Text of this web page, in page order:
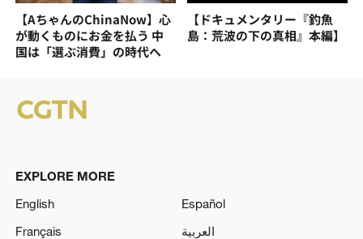
【AちゃんのChinaNow】心
が動くものにお金を払う 中
国は「選ぶ消費」の時代へ
【ドキュメンタリー『釣魚
島：荒波の下の真相』本編】
EXPLORE MORE
English
Español
Français
العربية